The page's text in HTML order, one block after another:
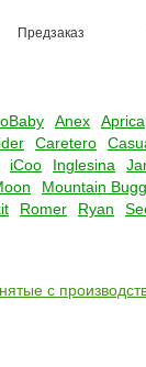
Предзаказ
Anex Aprica
Caretero
iCoo Inglesina
Mountain
Romer Ryan
с